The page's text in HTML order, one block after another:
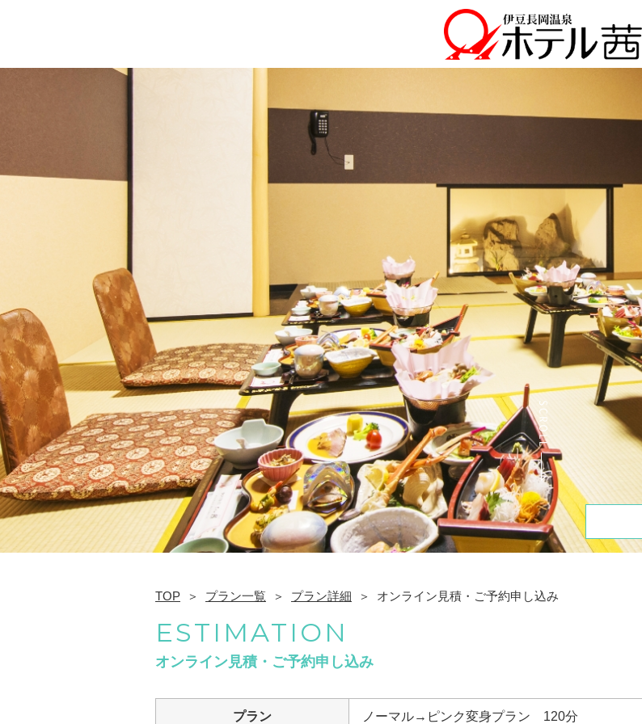
TOP プラン一覧 プラン詳細 オンライン見積・ご予約申し込み
ESTIMATION
オンライン見積・ご予約申し込み
プラン ノーマル→ピンク変身プラン 120分